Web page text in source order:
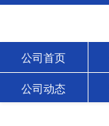
公司首页
公司动态